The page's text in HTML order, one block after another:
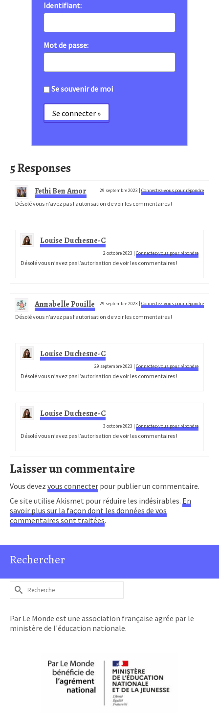
Identifiant:
Mot de passe:
Se souvenir de moi
5 Responses
Fethi Ben Amor 29 septembre 2023 | Connectez-vous pour répondre
Désolé vous n’avez pas l’autorisation de voir les commentaires !
Louise Duchesne-C
2 octobre 2023 | Connectez-vous pour répondre
Désolé vous n’avez pas l’autorisation de voir les commentaires !
Annabelle Pouille 29 septembre 2023 | Connectez-vous pour répondre
Désolé vous n’avez pas l’autorisation de voir les commentaires !
Louise Duchesne-C
29 septembre 2023 | Connectez-vous pour répondre
Désolé vous n’avez pas l’autorisation de voir les commentaires !
Louise Duchesne-C
3 octobre 2023 | Connectez-vous pour répondre
Désolé vous n’avez pas l’autorisation de voir les commentaires !
Laisser un commentaire
Vous devez vous connecter pour publier un commentaire.
Ce site utilise Akismet pour réduire les indésirables. En
savoir plus sur la façon dont les données de vos
commentaires sont traitées.
Rechercher
Rechercher :
Par Le Monde est une association française agrée par le
ministère de l'éducation nationale.